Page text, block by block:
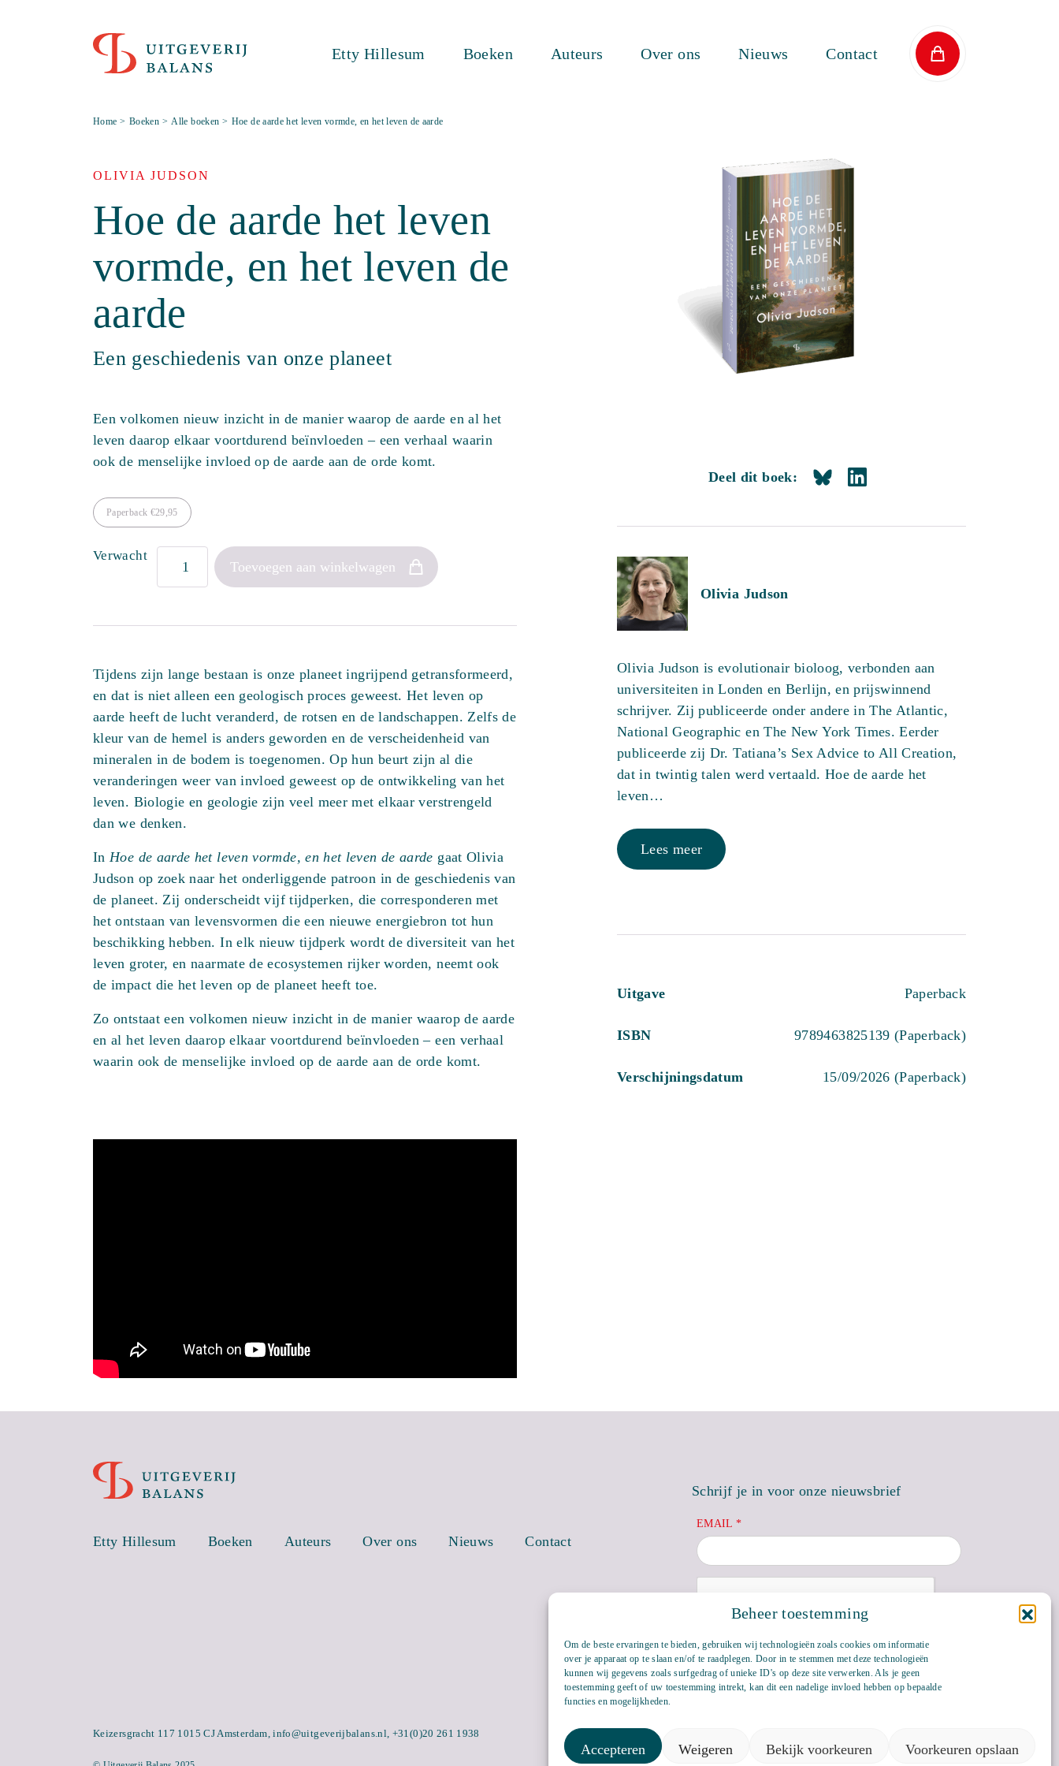
Beheer toestemming
Om de beste ervaringen te bieden, gebruiken wij technologieën zoals cookies om informatie
over je apparaat op te slaan en/of te raadplegen. Door in te stemmen met deze technologieën
kunnen wij gegevens zoals surfgedrag of unieke ID's op deze site verwerken. Als je geen
toestemming geeft of uw toestemming intrekt, kan dit een nadelige invloed hebben op bepaalde
functies en mogelijkheden.
Accepteren Weigeren Bekijk voorkeuren Voorkeuren opslaan
Etty Hillesum Boeken Auteurs Over ons Nieuws Contact
Home > Boeken > Alle boeken > Hoe de aarde het leven vormde, en het leven de aarde
OLIVIA JUDSON
Hoe de aarde het leven
vormde, en het leven de
aarde
Een geschiedenis van onze planeet
Een volkomen nieuw inzicht in de manier waarop de aarde en al het
leven daarop elkaar voortdurend beïnvloeden – een verhaal waarin
ook de menselijke invloed op de aarde aan de orde komt.
Paperback €29,95
Verwacht
het
vormde,
en
het
leven
aarde
aantal
Toevoegen aan winkelwagen
Tijdens zijn lange bestaan is onze planeet ingrijpend getransformeerd,
en dat is niet alleen een geologisch proces geweest. Het leven op
aarde heeft de lucht veranderd, de rotsen en de landschappen. Zelfs de
kleur van de hemel is anders geworden en de verscheidenheid van
mineralen in de bodem is toegenomen. Op hun beurt zijn al die
veranderingen weer van invloed geweest op de ontwikkeling van het
leven. Biologie en geologie zijn veel meer met elkaar verstrengeld
dan we denken.
InHoe de aarde het leven vormde, en het leven de aarde gaat Olivia
Judson op zoek naar het onderliggende patroon in de geschiedenis van
de planeet. Zij onderscheidt vijf tijdperken, die corresponderen met
het ontstaan van levensvormen die een nieuwe energiebron tot hun
beschikking hebben. In elk nieuw tijdperk wordt de diversiteit van het
leven groter, en naarmate de ecosystemen rijker worden, neemt ook
de impact die het leven op de planeet heeft toe.
Zo ontstaat een volkomen nieuw inzicht in de manier waarop de aarde
en al het leven daarop elkaar voortdurend beïnvloeden – een verhaal
waarin ook de menselijke invloed op de aarde aan de orde komt.
Deel dit boek:
Olivia Judson
Olivia Judson is evolutionair bioloog, verbonden aan
universiteiten in Londen en Berlijn, en prijswinnend
schrijver. Zij publiceerde onder andere in The Atlantic,
National Geographic en The New York Times. Eerder
publiceerde zij Dr. Tatiana’s Sex Advice to All Creation,
dat in twintig talen werd vertaald. Hoe de aarde het
leven…
Lees meer
Uitgave Paperback
ISBN 9789463825139 (Paperback)
Verschijningsdatum 15/09/2026 (Paperback)
Etty Hillesum Boeken Auteurs Over ons Nieuws Contact
Schrijf je in voor onze nieuwsbrief
EMAIL *
Keizersgracht 117 1015 CJ Amsterdam,info@uitgeverijbalans.nl +31(0)20 261 1938